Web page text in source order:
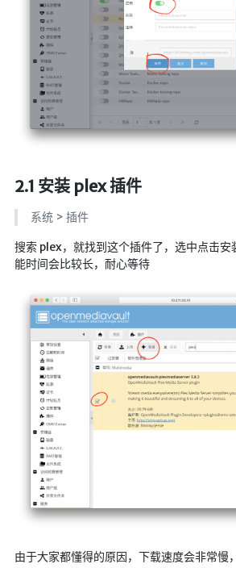
2.1 安装 plex 插件
系统 > 插件
搜索 plex，就找到这个插件了，选中点击安
能时间会比较长，耐心等待
由于大家都懂得的原因，下载速度会非常慢
九宫格照片生成
图片加水印
图片转字符
查重软件
个人网盘
家庭网盘
Google硬盘
主站网页探针
副站网页探针
高阶工具
软件下载安装
百度网盘解析
百度解析_备用
文字重排
临时Gmail
🎮小游戏